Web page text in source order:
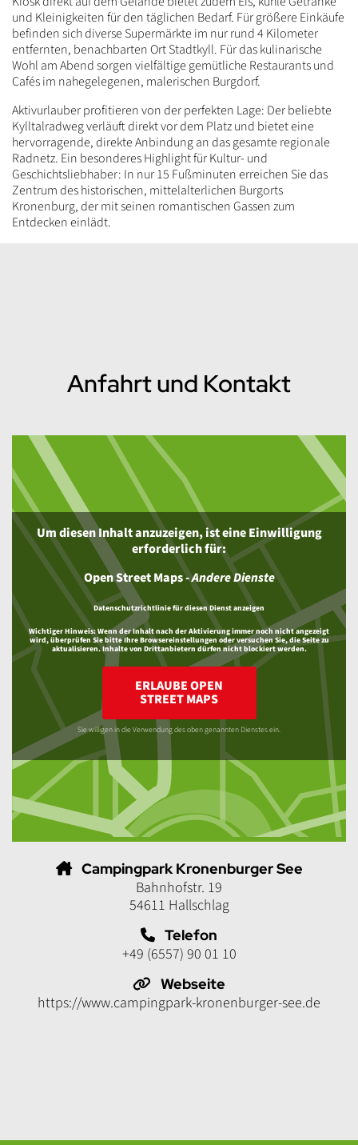
und Kleinigkeiten für den täglichen Bedarf. Für größere Einkäufe
befinden sich diverse Supermärkte im nur rund 4 Kilometer
entfernten, benachbarten Ort Stadtkyll. Für das kulinarische
Wohl am Abend sorgen vielfältige gemütliche Restaurants und
Cafés im nahegelegenen, malerischen Burgdorf.
Aktivurlauber profitieren von der perfekten Lage: Der beliebte
Kylltalradweg verläuft direkt vor dem Platz und bietet eine
hervorragende, direkte Anbindung an das gesamte regionale
Radnetz. Ein besonderes Highlight für Kultur- und
Geschichtsliebhaber: In nur 15 Fußminuten erreichen Sie das
Zentrum des historischen, mittelalterlichen Burgorts
Kronenburg, der mit seinen romantischen Gassen zum
Entdecken einlädt.
Anfahrt und Kontakt
Um diesen Inhalt anzuzeigen, ist eine Einwilligung
erforderlich für:
Open Street Maps-Andere Dienste
Datenschutzrichtlinie für diesen Dienst anzeigen
Wichtiger Hinweis:Wenn der Inhalt nach der Aktivierung immer noch nicht angezeigt
wird, überprüfen Sie bitte Ihre Browsereinstellungen oder versuchen Sie, die Seite zu
aktualisieren. Inhalte von Drittanbietern dürfen nicht blockiert werden.
ERLAUBE OPEN
STREET MAPS
Sie willigen in die Verwendung des oben genannten Dienstes ein.
Campingpark Kronenburger See
Bahnhofstr. 19
54611 Hallschlag
Telefon
+49 (6557) 90 01 10
Webseite
https://www.campingpark-kronenburger-see.de